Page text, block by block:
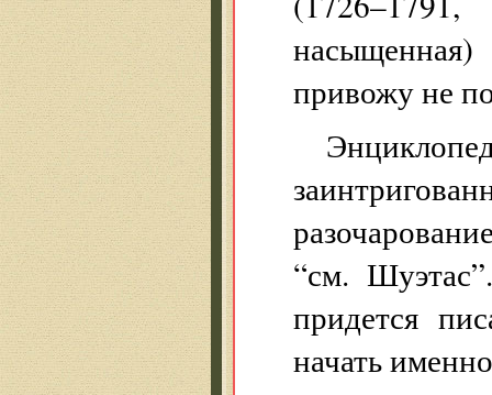
привожу не
“см.
придется
начать